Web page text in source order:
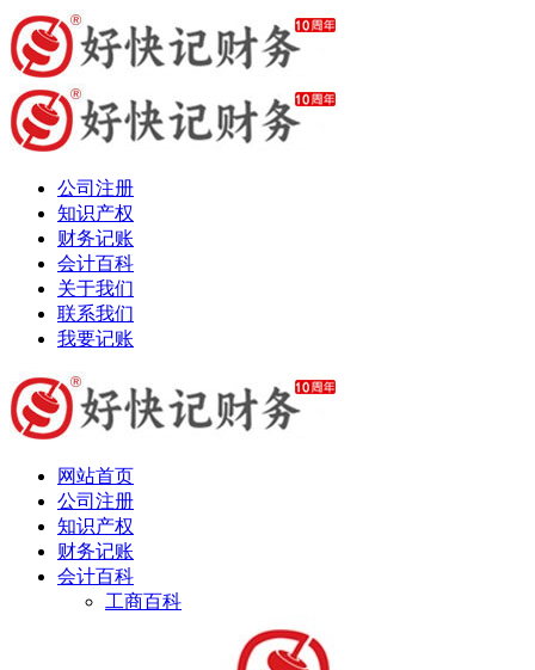
公司注册
知识产权
财务记账
会计百科
关于我们
联系我们
我要记账
网站首页
公司注册
知识产权
财务记账
会计百科
工商百科